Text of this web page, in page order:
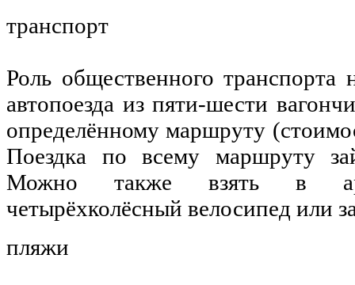
транспорт
Роль общественного
автопоезда из пяти-шести
определённому маршруту
Поездка по всему маршруту
Можно также взять в
четырёхколёсный велосипед или
пляжи